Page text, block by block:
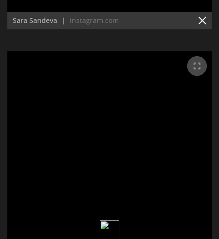
Sara Sandeva | instagram.com